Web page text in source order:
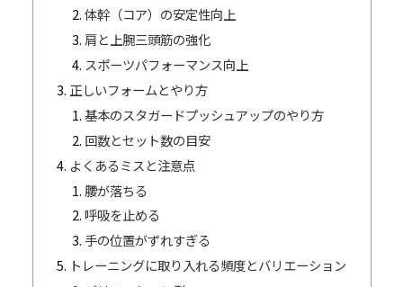
体幹（コア）の安定性向上
肩と上腕三頭筋の強化
スポーツパフォーマンス向上
正しいフォームとやり方
基本のスタガードプッシュアップのやり方
回数とセット数の目安
よくあるミスと注意点
腰が落ちる
呼吸を止める
手の位置がずれすぎる
トレーニングに取り入れる頻度とバリエーション